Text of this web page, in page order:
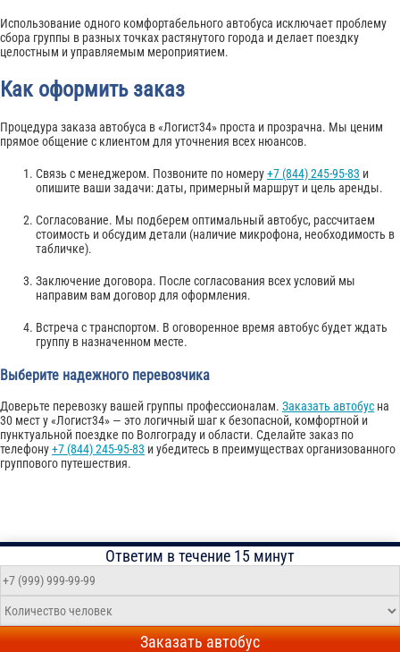
Использование одного комфортабельного автобуса исключает проблему
сбора группы в разных точках растянутого города и делает поездку
целостным и управляемым мероприятием.
Как оформить заказ
Процедура заказа автобуса в «Логист34» проста и прозрачна. Мы ценим
прямое общение с клиентом для уточнения всех нюансов.
Связь с менеджером. Позвоните по номеру+7 (844) 245-95-83 и
опишите ваши задачи: даты, примерный маршрут и цель аренды.
Согласование. Мы подберем оптимальный автобус, рассчитаем
стоимость и обсудим детали (наличие микрофона, необходимость в
табличке).
Заключение договора. После согласования всех условий мы
направим вам договор для оформления.
Встреча с транспортом. В оговоренное время автобус будет ждать
группу в назначенном месте.
Выберите надежного перевозчика
Доверьте перевозку вашей группы профессионалам. Заказать автобус на
30 мест у «Логист34» — это логичный шаг к безопасной, комфортной и
пунктуальной поездке по Волгограду и области. Сделайте заказ по
телефону+7 (844) 245-95-83 и убедитесь в преимуществах организованного
группового путешествия.
Ответим в течение 15 минут
Заказать автобус